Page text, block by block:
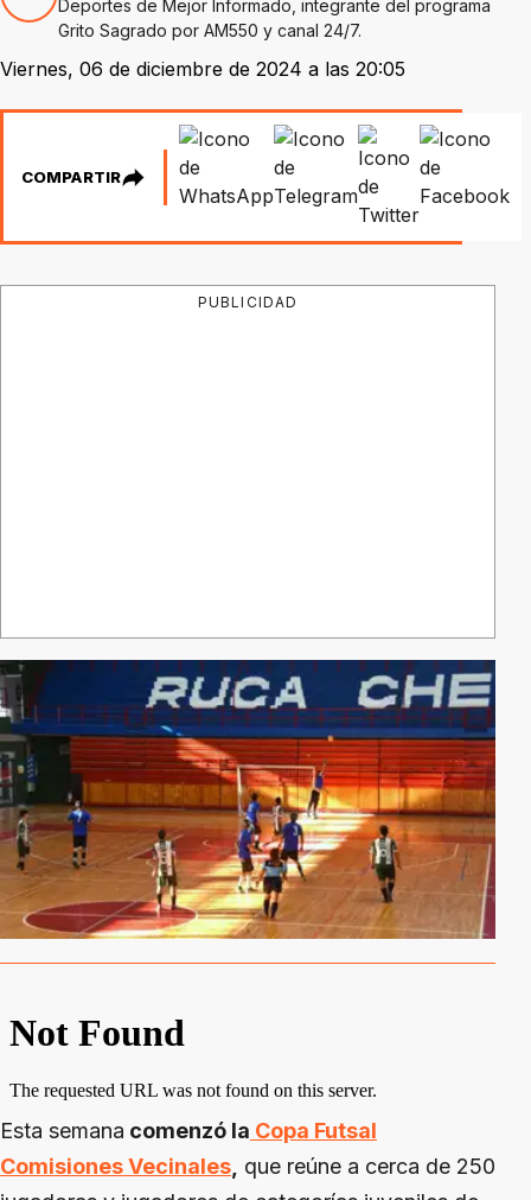
Deportes de Mejor Informado, integrante del programa
Grito Sagrado por AM550 y canal 24/7.
Viernes, 06 de diciembre de 2024 a las 20:05
COMPARTIR
PUBLICIDAD
Esta semana comenzó la Copa Futsal
Comisiones Vecinales, que reúne a cerca de 250